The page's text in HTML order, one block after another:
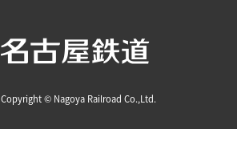
Copyright © Nagoya Railroad Co.,Ltd.